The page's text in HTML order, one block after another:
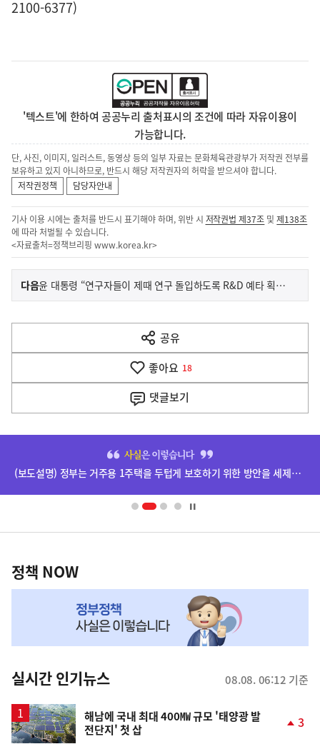
2100-6377)
'텍스트'에 한하여 공공누리 출처표시의 조건에 따라 자유이용이
가능합니다.
단, 사진, 이미지, 일러스트, 동영상 등의 일부 자료는 문화체육관광부가 저작권 전부를
보유하고 있지 아니하므로, 반드시 해당 저작권자의 허락을 받으셔야 합니다.
저작권정책
담당자안내
기사 이용 시에는 출처를 반드시 표기해야 하며, 위반 시 저작권법 제37조 및제138조
에 따라 처벌될 수 있습니다.
<자료출처=정책브리핑 www.korea.kr>
이
전
다
음
다음기
사
윤 대통령 “연구자들이 제때 연구 돌입하도록 R&D 예타 획기적 개선”
공유
열
기
좋아요 18
댓글보기
영
(보도설명) 정부는 거주용 1주택을 두텁게 보호하기 위한 방안을 세제개편안에 담았습니다.
책
NOW,
뉴
스
정책 NOW
실시간 인기뉴스 08.08. 06:12 기준
해남에 국내 최대 400㎿ 규모 '태양광 발
전단지' 첫 삽
3